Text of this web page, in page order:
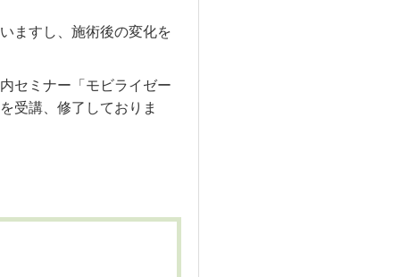
ますし、施術後の変化を
セミナー「モビライゼー
受講、修了しておりま